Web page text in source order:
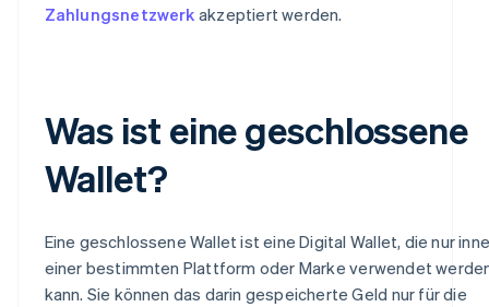
Zahlungsnetzwerk akzeptiert werden.
Was ist eine geschlossene
Wallet?
Eine geschlossene Wallet ist eine Digital Wallet, die nur
einer bestimmten Plattform oder Marke verwendet
kann. Sie können das darin gespeicherte Geld nur für die